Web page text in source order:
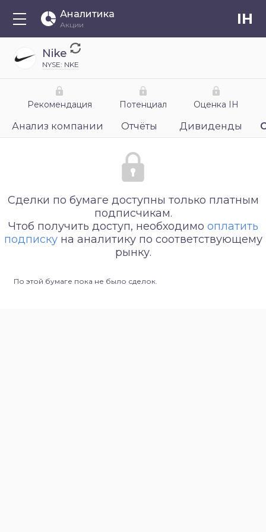
Аналитика
Акции IH
Nike
NYSE: NKE
Рекомендация Потенциал Оценка IH
Анализ компании Отчёты Дивиденды
Сделки по бумаге доступны только платным
подписчикам.
Чтоб получить доступ, необходимо оплатить
подпискуна аналитику по соответствующему
рынку.
По этой бумаге пока не было сделок.